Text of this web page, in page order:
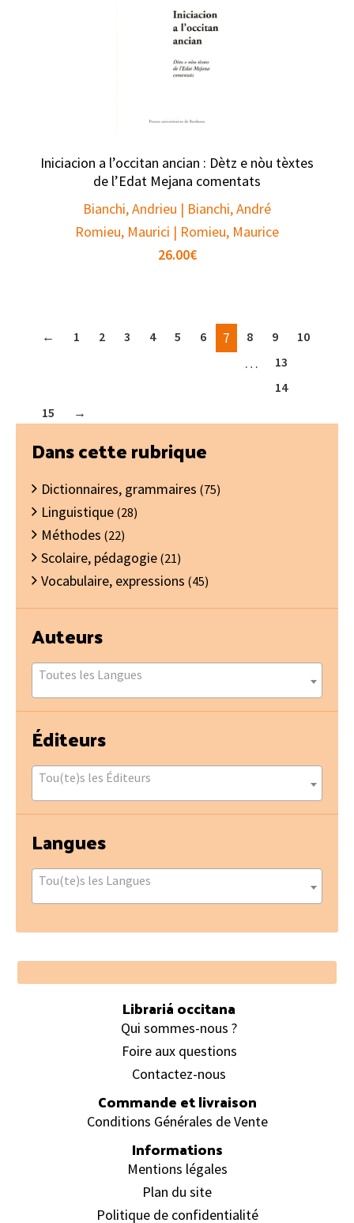
Iniciacion a l’occitan ancian : Dètz e nòu tèxtes
de l’Edat Mejana comentats
Bianchi, Andrieu | Bianchi, André
Romieu, Maurici | Romieu, Maurice
26.00€
← 1 2 3 4 5 6 7 8 9 10
…
13
14
15
→
Barre
latérale
principale
Dans cette rubrique
Dictionnaires, grammaires (75)
Linguistique (28)
Méthodes (22)
Scolaire, pédagogie (21)
Vocabulaire, expressions (45)
Auteurs
Toutes les Langues
Éditeurs
Tou(te)s les Éditeurs
Langues
Tou(te)s les Langues
Footer
Librariá occitana
Qui sommes-nous ?
Foire aux questions
Contactez-nous
Commande et livraison
Conditions Générales de Vente
Informations
Mentions légales
Plan du site
Politique de confidentialité